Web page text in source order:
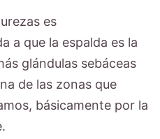
es
a que la espalda es la
glándulas sebáceas
de las zonas que
básicamente por la